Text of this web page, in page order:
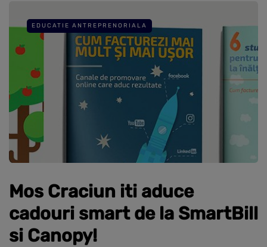
EDUCATIE ANTREPRENORIALA
Mos Craciun iti aduce
cadouri smart de la SmartBill
si Canopy!